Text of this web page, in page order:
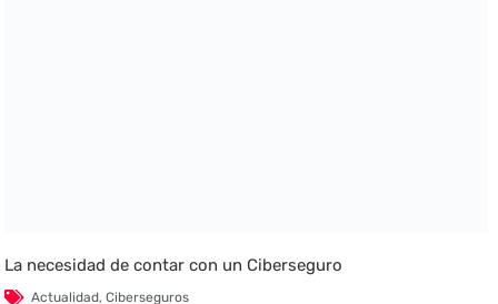
La necesidad de contar con un Ciberseguro
Actualidad,Ciberseguros